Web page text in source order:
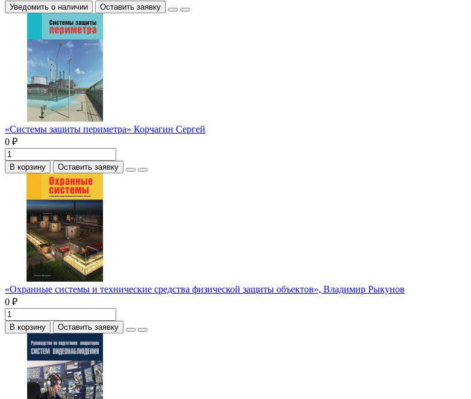
Уведомить о наличии Оставить заявку
«Системы защиты периметра» Корчагин Сергей
0 ₽
В корзину Оставить заявку
«Охранные системы и технические средства физической защиты объектов», Владимир Рыкунов
0 ₽
В корзину Оставить заявку